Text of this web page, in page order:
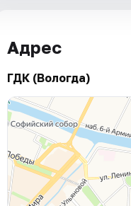
Адрес
ГДК (Вологда)